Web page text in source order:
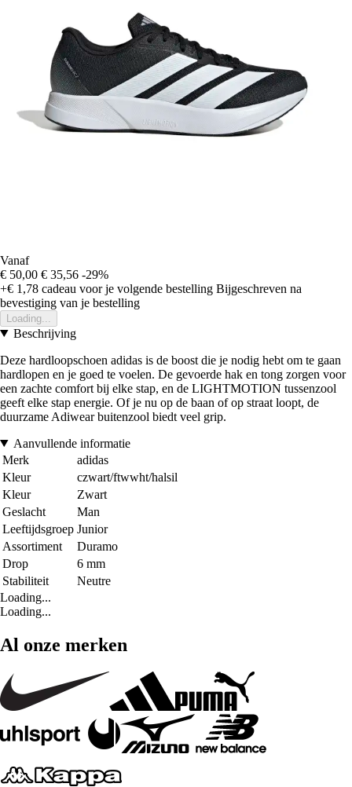
Vanaf
€ 50,00 € 35,56 -29%
+€ 1,78 cadeau voor je volgende bestelling Bijgeschreven na
bevestiging van je bestelling
Loading...
Beschrijving
Deze hardloopschoen adidas is de boost die je nodig hebt om te gaan
hardlopen en je goed te voelen. De gevoerde hak en tong zorgen voor
een zachte comfort bij elke stap, en de LIGHTMOTION tussenzool
geeft elke stap energie. Of je nu op de baan of op straat loopt, de
duurzame Adiwear buitenzool biedt veel grip.
Aanvullende informatie
Merk
adidas
Kleur
czwart/ftwwht/halsil
Kleur
Zwart
Geslacht
Man
Leeftijdsgroep Junior
Assortiment
Duramo
Drop
6 mm
Stabiliteit
Neutre
Loading...
Loading...
Al onze merken